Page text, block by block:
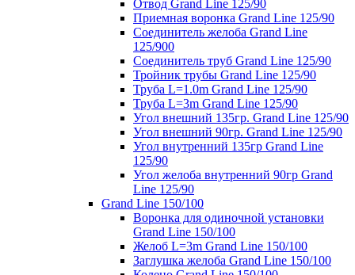
Отвод Grand Line 125/90
Приемная воронка Grand Line 125/90
Соединитель желоба Grand Line
125/900
Соединитель труб Grand Line 125/90
Тройник трубы Grand Line 125/90
Труба L=1.0m Grand Line 125/90
Труба L=3m Grand Line 125/90
Угол внешний 135гр. Grand Line 125/90
Угол внешний 90гр. Grand Line 125/90
Угол внутренний 135гр Grand Line
125/90
Угол желоба внутренний 90гр Grand
Line 125/90
Grand Line 150/100
Воронка для одиночной установки
Grand Line 150/100
Желоб L=3m Grand Line 150/100
Заглушка желоба Grand Line 150/100